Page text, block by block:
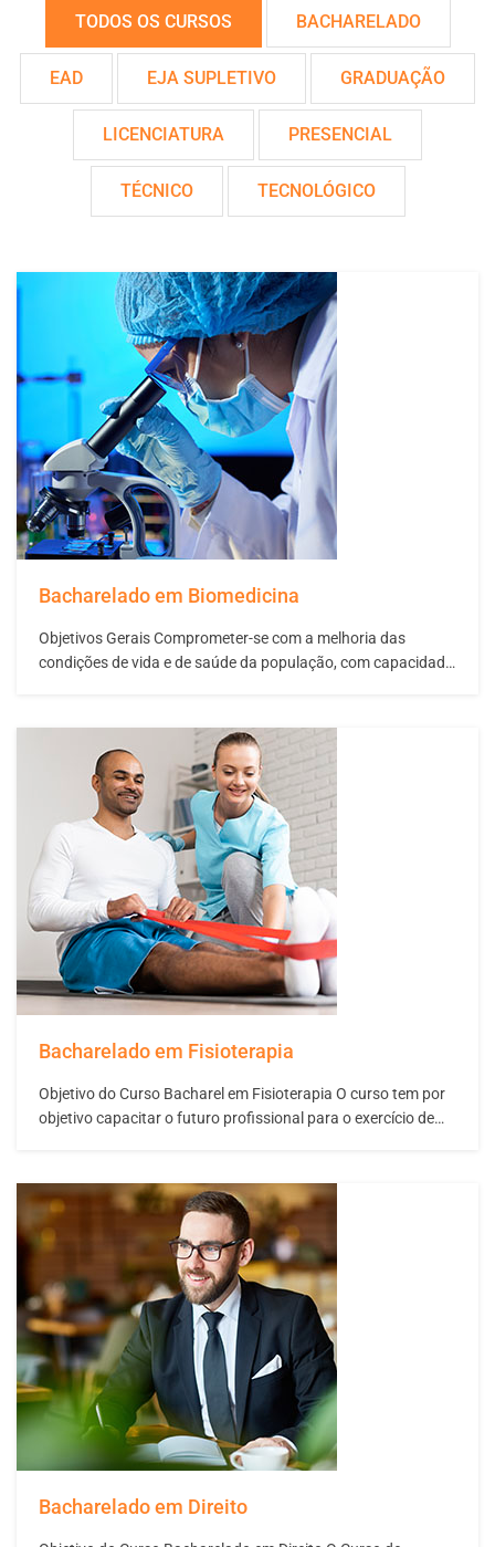
relacionados à prática da Fisioterapia. Assim, objetiva
preparar o aluno para ações…
TODOS OS CURSOS BACHARELADO
EAD EJA SUPLETIVO GRADUAÇÃO
LICENCIATURA PRESENCIAL
TÉCNICO TECNOLÓGICO
Bacharelado em Biomedicina
Objetivos Gerais Comprometer-se com a melhoria das
condições de vida e de saúde da população, com capacidade
da competente intervenção técnico-científica e do
posicionamento ético-político cultural. Buscar, com base na
missão e…
Bacharelado em Fisioterapia
Objetivo do Curso Bacharel em Fisioterapia O curso tem por
objetivo capacitar o futuro profissional para o exercício de
e gerenciamento, e educação permanente relacionados à
prática da Fisioterapia. Assim, objetiva preparar o aluno para
Bacharelado em Direito